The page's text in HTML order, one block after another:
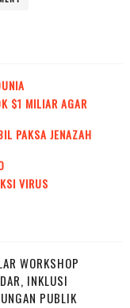
$1 MILIAR AGAR
PAKSA JENAZAH
VIRUS
WORKSHOP
INKLUSI
PUBLIK